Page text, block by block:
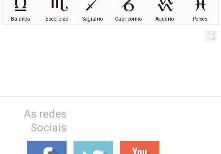
Balança Escorpião Sagitário Capricórnio Aquário Peixes
As redes
Sociais